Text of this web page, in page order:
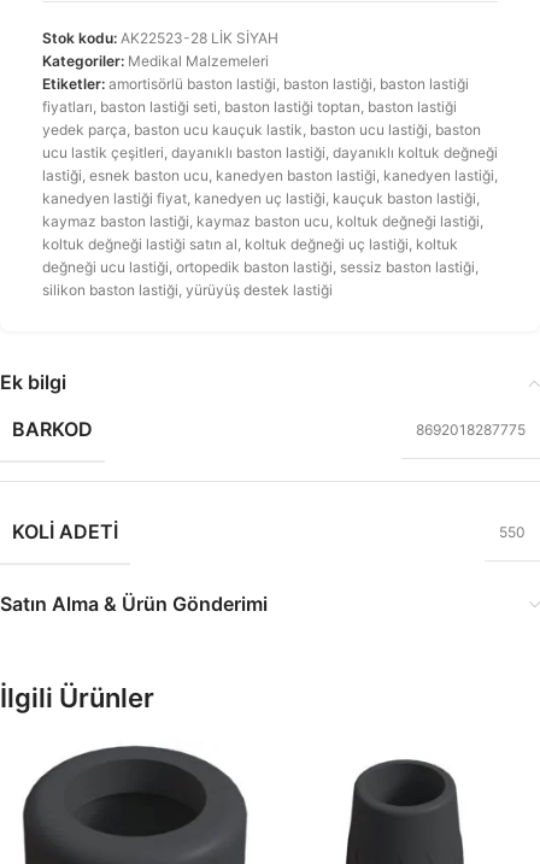
Stok kodu: AK22523-28 LİK SİYAH
Kategoriler: Medikal Malzemeleri
Etiketler: amortisörlü baston lastiği, baston lastiği, baston lastiği
fiyatları, baston lastiği seti, baston lastiği toptan, baston lastiği
yedek parça, baston ucu kauçuk lastik, baston ucu lastiği, baston
ucu lastik çeşitleri, dayanıklı baston lastiği, dayanıklı koltuk değneği
lastiği, esnek baston ucu, kanedyen baston lastiği, kanedyen lastiği,
kanedyen lastiği fiyat, kanedyen uç lastiği, kauçuk baston lastiği,
kaymaz baston lastiği, kaymaz baston ucu, koltuk değneği lastiği,
koltuk değneği lastiği satın al, koltuk değneği uç lastiği, koltuk
değneği ucu lastiği, ortopedik baston lastiği, sessiz baston lastiği,
silikon baston lastiği, yürüyüş destek lastiği
Ek bilgi
BARKOD
8692018287775
KOLI ADETI 550
Satın Alma & Ürün Gönderimi
İlgili Ürünler